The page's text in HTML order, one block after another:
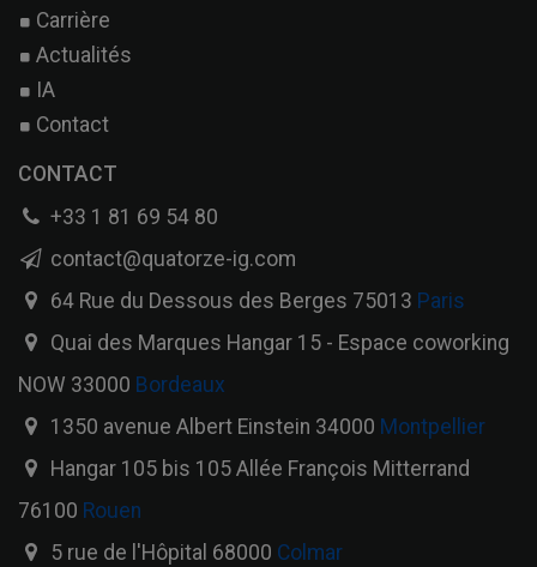
Carrière
Actualités
IA
Contact
CONTACT
+33 1 81 69 54 80
contact@quatorze-ig.com
64 Rue du Dessous des Berges 75013 Paris
Quai des Marques Hangar 15 - Espace coworking
NOW 33000 Bordeaux
1350 avenue Albert Einstein 34000 Montpellier
Hangar 105 bis 105 Allée François Mitterrand
76100 Rouen
5 rue de l'Hôpital 68000 Colmar